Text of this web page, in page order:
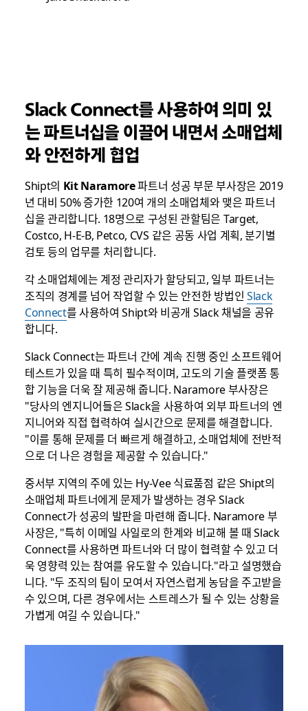
Slack Connect를 사용하여 의미 있
는 파트너십을 이끌어 내면서 소매업체
와 안전하게 협업
Shipt의 Kit Naramore파트너 성공 부문 부사장은 2019
년 대비 50% 증가한 120여 개의 소매업체와 맺은 파트너
십을 관리합니다. 18명으로 구성된 관할팀은 Target,
Costco, H-E-B, Petco, CVS 같은 공동 사업 계획, 분기별
검토 등의 업무를 처리합니다.
각 소매업체에는 계정 관리자가 할당되고, 일부 파트너는
조직의 경계를 넘어 작업할 수 있는 안전한 방법인 Slack
Connect를 사용하여 Shipt와 비공개 Slack 채널을 공유
합니다.
Slack Connect는 파트너 간에 계속 진행 중인 소프트웨어
테스트가 있을 때 특히 필수적이며, 고도의 기술 플랫폼 통
합 기능을 더욱 잘 제공해 줍니다. Naramore 부사장은
"당사의 엔지니어들은 Slack을 사용하여 외부 파트너의 엔
지니어와 직접 협력하여 실시간으로 문제를 해결합니다.
"이를 통해 문제를 더 빠르게 해결하고, 소매업체에 전반적
으로 더 나은 경험을 제공할 수 있습니다."
중서부 지역의 주에 있는 Hy-Vee 식료품점 같은 Shipt의
소매업체 파트너에게 문제가 발생하는 경우 Slack
Connect가 성공의 발판을 마련해 줍니다. Naramore 부
사장은, "특히 이메일 사일로의 한계와 비교해 볼 때 Slack
Connect를 사용하면 파트너와 더 많이 협력할 수 있고 더
욱 영향력 있는 참여를 유도할 수 있습니다."라고 설명했습
니다. "두 조직의 팀이 모여서 자연스럽게 농담을 주고받을
수 있으며, 다른 경우에서는 스트레스가 될 수 있는 상황을
가볍게 여길 수 있습니다."